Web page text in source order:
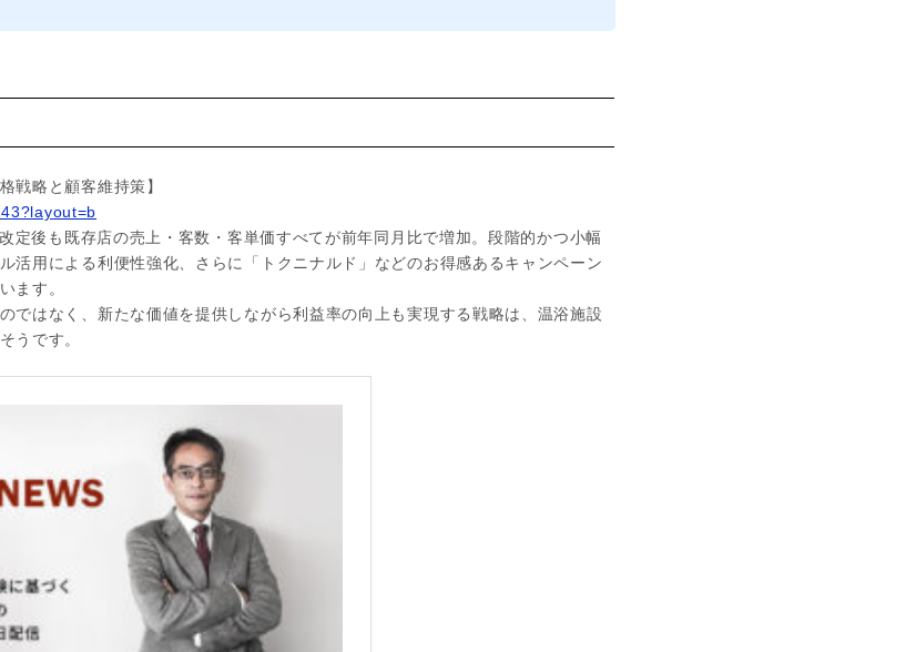
戦略と顧客維持策】
定後も既存店の売上・客数・客単価すべてが前年同月比で増加。段階的かつ小幅
活用による利便性強化、さらに「トクニナルド」などのお得感あるキャンペーン
ます。
ではなく、新たな価値を提供しながら利益率の向上も実現する戦略は、温浴施設
うです。